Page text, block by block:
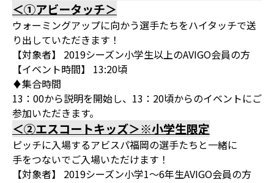
＜①アビータッチ＞
ウォーミングアップに向かう選手たちをハイタッチで送
り出していただきます！
【対象者】 2019シーズン小学生以上のAVIGO会員の方
【イベント時間】 13:20頃
♦集合時間
13：00から説明を開始し、13：20頃からのイベントにご
参加いただきます。
＜②エスコートキッズ＞※小学生限定
ピッチに入場するアビスパ福岡の選手たちと一緒に
手をつないでご入場いただけます！
【対象者】 2019シーズン小学1～6年生AVIGO会員の方